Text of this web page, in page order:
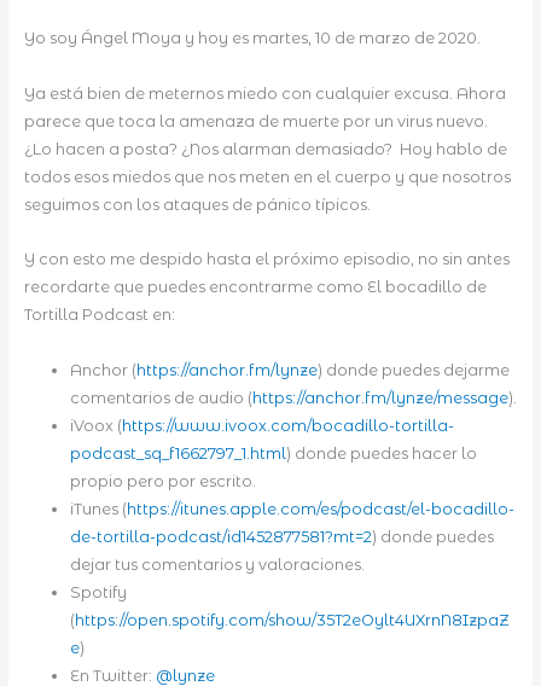
Yo soy Ángel Moya y hoy es martes, 10 de marzo de 2020.
Ya está bien de meternos miedo con cualquier excusa. Ahora
parece que toca la amenaza de muerte por un virus nuevo.
¿Lo hacen a posta? ¿Nos alarman demasiado? Hoy hablo de
todos esos miedos que nos meten en el cuerpo y que nosotros
seguimos con los ataques de pánico típicos.
Y con esto me despido hasta el próximo episodio, no sin antes
recordarte que puedes encontrarme como El bocadillo de
Tortilla Podcast en:
Anchor (https://anchor.fm/lynze) donde puedes dejarme
comentarios de audio (https://anchor.fm/lynze/message).
iVoox (https://www.ivoox.com/bocadillo-tortilla-
podcast_sq_f1662797_1.html) donde puedes hacer lo
propio pero por escrito.
iTunes (https://itunes.apple.com/es/podcast/el-bocadillo-
de-tortilla-podcast/id1452877581?mt=2) donde puedes
dejar tus comentarios y valoraciones.
Spotify
(https://open.spotify.com/show/35T2eOylt4UXrnN8IzpaZ
e)
En Twitter: @lynze